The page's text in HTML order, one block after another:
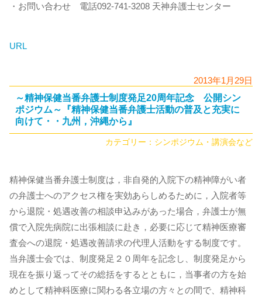
・お問い合わせ 電話092-741-3208 天神弁護士センター
URL
2013年1月29日
～精神保健当番弁護士制度発足20周年記念 公開シン
ポジウム～『精神保健当番弁護士活動の普及と充実に
向けて・・九州，沖縄から』
カテゴリー： シンポジウム・講演会など
精神保健当番弁護士制度は，非自発的入院下の精神障がい者
の弁護士へのアクセス権を実効あらしめるために，入院者等
から退院・処遇改善の相談申込みがあった場合，弁護士が無
償で入院先病院に出張相談に赴き，必要に応じて精神医療審
査会への退院・処遇改善請求の代理人活動をする制度です。
当弁護士会では、制度発足２０周年を記念し、制度発足から
現在を振り返ってその総括をするとともに，当事者の方を始
めとして精神科医療に関わる各立場の方々との間で、精神科